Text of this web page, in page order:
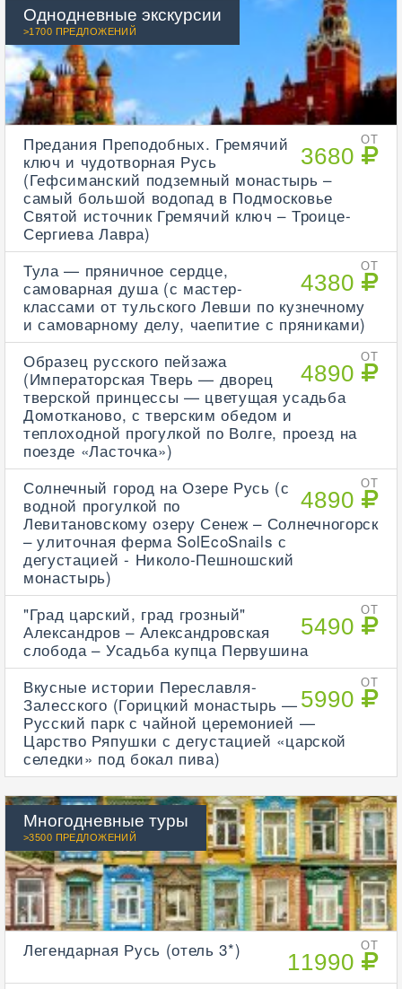
Однодневные экскурсии
>1700 ПРЕДЛОЖЕНИЙ
ОТ
3680
Предания Преподобных. Гремячий
ключ и чудотворная Русь
(Гефсиманский подземный монастырь –
самый большой водопад в Подмосковье
Святой источник Гремячий ключ – Троице-
Сергиева Лавра)
ОТ
4380
Тула — пряничное сердце,
самоварная душа (с мастер-
классами от тульского Левши по кузнечному
и самоварному делу, чаепитие с пряниками)
ОТ
4890
Образец русского пейзажа
(Императорская Тверь — дворец
тверской принцессы — цветущая усадьба
Домотканово, с тверским обедом и
теплоходной прогулкой по Волге, проезд на
поезде «Ласточка»)
ОТ
4890
Солнечный город на Озере Русь (с
водной прогулкой по
Левитановскому озеру Сенеж – Солнечногорск
– улиточная ферма SolEcoSnails с
дегустацией - Николо-Пешношский
монастырь)
ОТ
5490
"Град царский, град грозный"
Александров – Александровская
слобода – Усадьба купца Первушина
ОТ
5990
Вкусные истории Переславля-
Залесского (Горицкий монастырь —
Русский парк с чайной церемонией —
Царство Ряпушки с дегустацией «царской
селедки» под бокал пива)
Многодневные туры
>3500 ПРЕДЛОЖЕНИЙ
ОТ
11990
Легендарная Русь (отель 3*)